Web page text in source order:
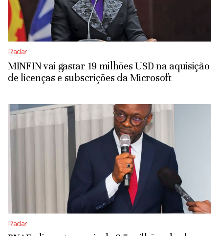
Radar
MINFIN vai gastar 19 milhões USD na aquisição
de licenças e subscrições da Microsoft
Radar